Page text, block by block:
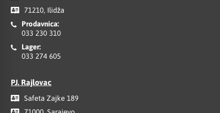
71210, Ilidža
Prodavnica:
033 230 310
Lager:
033 274 605
PJ. Rajlovac
Safeta Zajke 189